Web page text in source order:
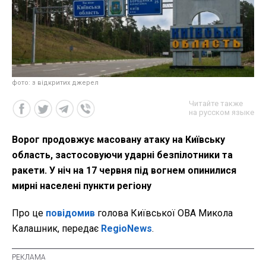
фото: з відкритих джерел
Читайте также
на русском языке
Ворог продовжує масовану атаку на Київську
область, застосовуючи ударні безпілотники та
ракети. У ніч на 17 червня під вогнем опинилися
мирні населені пункти регіону
Про це повідомив голова Київської ОВА Микола
Калашник, передає RegioNews.